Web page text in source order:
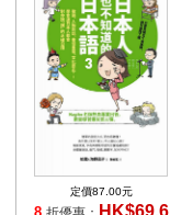
定價87.00元
HK$69.6